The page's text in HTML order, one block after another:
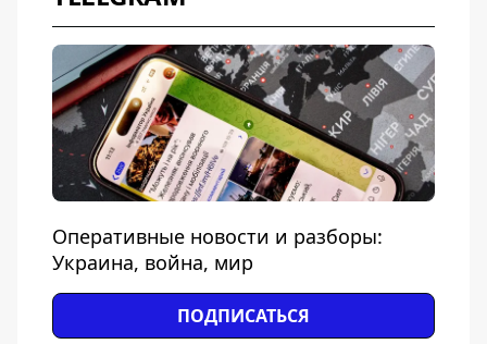
Оперативные новости и разборы:
Украина, война, мир
ПОДПИСАТЬСЯ